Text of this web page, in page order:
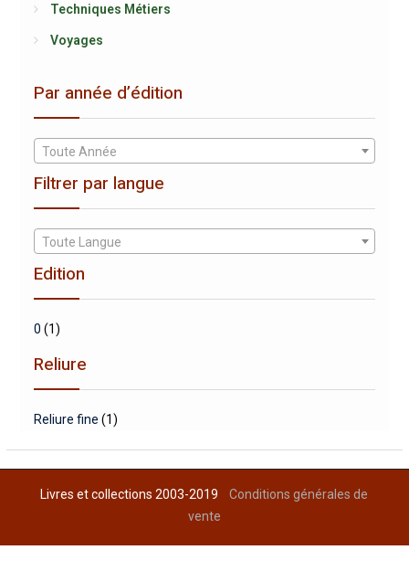
Techniques Métiers
Voyages
Par année d’édition
Toute Année
Filtrer par langue
Toute Langue
Edition
0 (1)
Reliure
Reliure fine (1)
Livres et collections 2003-2019Conditions générales de
vente